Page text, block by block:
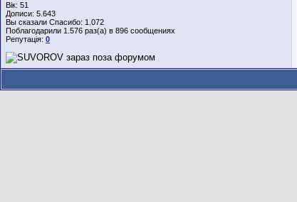
Вік: 51
Дописи: 5.643
Вы сказали Спасибо: 1.072
Поблагодарили 1.576 раз(а) в 896 сообщениях
Репутація: 0